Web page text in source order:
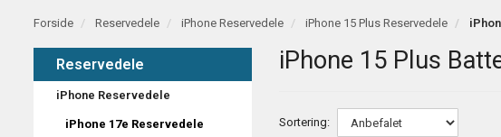
Forside Reservedele iPhone Reservedele iPhone 15 Plus Reservedele
Reservedele
iPhone Reservedele
iPhone 17e Reservedele
iPhone 15 Plus
Sortering: